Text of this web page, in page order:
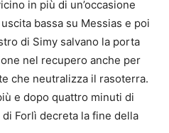
in più di un’occasione
bassa su Messias e poi
di Simy salvano la porta
nel recupero anche per
che neutralizza il rasoterra.
e dopo quattro minuti di
Forlì decreta la fine della